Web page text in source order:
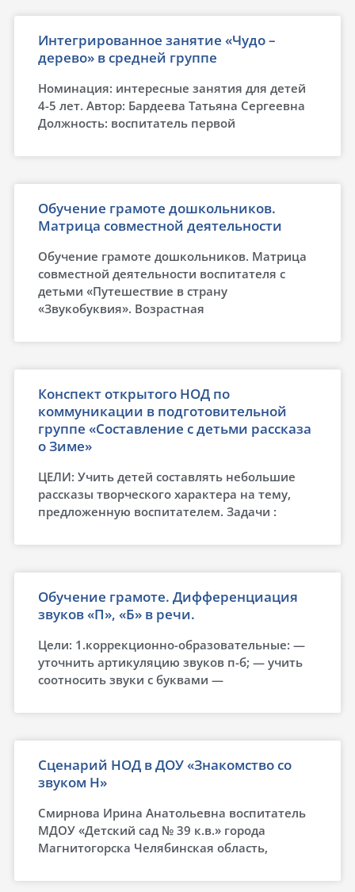
Интегрированное занятие «Чудо –
дерево» в средней группе
Номинация: интересные занятия для детей
4-5 лет. Автор: Бардеева Татьяна Сергеевна
Должность: воспитатель первой
Обучение грамоте дошкольников.
Матрица совместной деятельности
Обучение грамоте дошкольников. Матрица
совместной деятельности воспитателя с
детьми «Путешествие в страну
«Звукобуквия». Возрастная
Конспект открытого НОД по
коммуникации в подготовительной
группе «Составление с детьми рассказа
о Зиме»
ЦЕЛИ: Учить детей составлять небольшие
рассказы творческого характера на тему,
предложенную воспитателем. Задачи :
Обучение грамоте. Дифференциация
звуков «П», «Б» в речи.
Цели: 1.коррекционно-образовательные: —
уточнить артикуляцию звуков п-б; — учить
соотносить звуки с буквами —
Сценарий НОД в ДОУ «Знакомство со
звуком Н»
Смирнова Ирина Анатольевна воспитатель
МДОУ «Детский сад № 39 к.в.» города
Магнитогорска Челябинская область,